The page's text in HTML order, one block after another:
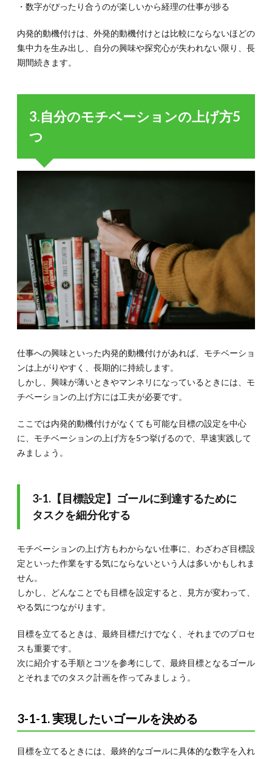
をキ
方法
5つ
5.1.
てやる
気を出
化する
る
5.3.
5-3.や
るべき
行動を
ルーテ
ィンに
組み込
5.4.
5-4.業
務をゲ
ーム感
5.4.1.
5-
「褒め
手帳：
自分を
タスク
帳」
「MissionTodo」
5-5. 自
分の進
歩を可
視化す
る
ベー
上げ
・数字がぴったり合うのが楽しいから経理の仕事が捗る
内発的動機付けは、外発的動機付けとは比較にならないほどの
集中力を生み出し、自分の興味や探究心が失われない限り、長
期間続きます。
3.自分のモチベーションの上げ方5
つ
仕事への興味といった内発的動機付けがあれば、モチベーショ
ンは上がりやすく、長期的に持続します。
しかし、興味が薄いときやマンネリになっているときには、モ
チベーションの上げ方には工夫が必要です。
ここでは内発的動機付けがなくても可能な目標の設定を中心
に、モチベーションの上げ方を5つ挙げるので、早速実践して
みましょう。
3-1.【目標設定】ゴールに到達するために
タスクを細分化する
モチベーションの上げ方もわからない仕事に、わざわざ目標設
定といった作業をする気にならないという人は多いかもしれま
せん。
しかし、どんなことでも目標を設定すると、見方が変わって、
やる気につながります。
目標を立てるときは、最終目標だけでなく、それまでのプロセ
スも重要です。
次に紹介する手順とコツを参考にして、最終目標となるゴール
とそれまでのタスク計画を作ってみましょう。
3-1-1. 実現したいゴールを決める
目標を立てるときには、最終的なゴールに具体的な数字を入れ